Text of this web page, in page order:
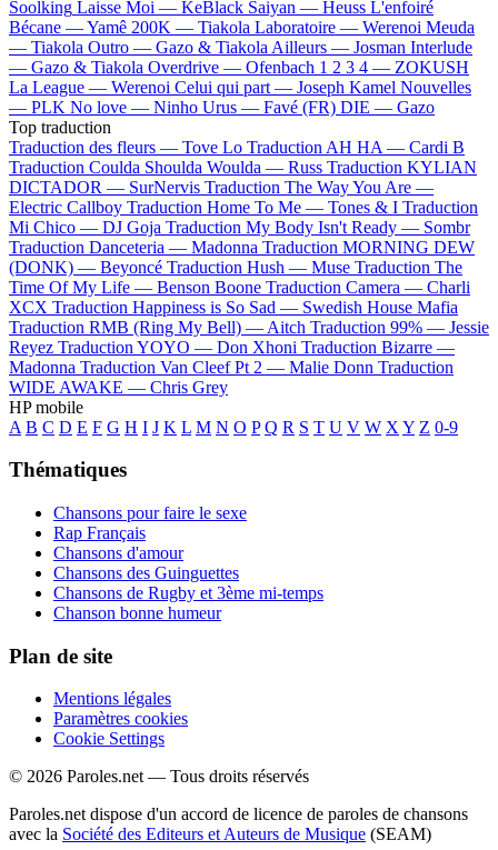
Soolking Laisse Moi — KeBlack Saiyan — Heuss L'enfoiré
Bécane —Yamê 200K — Tiakola Laboratoire — Werenoi Meuda
— Tiakola Outro — Gazo & Tiakola Ailleurs — Josman Interlude
— Gazo & Tiakola Overdrive — Ofenbach 1 2 3 4 — ZOKUSH
La League — Werenoi Celui qui part — Joseph Kamel Nouvelles
— PLK No love — Ninho Urus — Favé (FR) DIE — Gazo
Top traduction
Traduction des fleurs — Tove Lo Traduction AH HA — Cardi B
Traduction Coulda Shoulda Woulda — Russ Traduction KYLIAN
DICTADOR — SurNervis Traduction The Way You Are —
Electric Callboy Traduction Home To Me — Tones & I Traduction
Mi Chico — DJ Goja Traduction My Body Isn't Ready — Sombr
Traduction Danceteria — Madonna Traduction MORNING DEW
(DONK) — Beyoncé Traduction Hush — Muse Traduction The
Time Of My Life — Benson Boone Traduction Camera — Charli
XCX Traduction Happiness is So Sad — Swedish House Mafia
Traduction RMB (Ring My Bell) — Aitch Traduction 99% — Jessie
Reyez Traduction YOYO — Don Xhoni Traduction Bizarre —
Madonna Traduction Van Cleef Pt 2 — Malie Donn Traduction
WIDE AWAKE — Chris Grey
HP mobile
A B C D E F G H I J K L M N O P Q R S T U V W X Y Z 0-9
Thématiques
Chansons pour faire le sexe
Rap Français
Chansons d'amour
Chansons des Guinguettes
Chansons de Rugby et 3ème mi-temps
Chanson bonne humeur
Plan de site
Mentions légales
Paramètres cookies
Cookie Settings
© 2026 Paroles.net — Tous droits réservés
Paroles.net dispose d'un accord de licence de paroles de chansons
avec la Société des Editeurs et Auteurs de Musique (SEAM)